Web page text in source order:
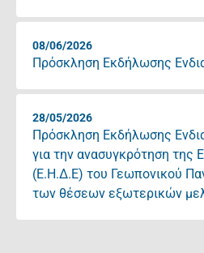
08/06/2026
Πρόσκληση Εκδήλωσης
28/05/2026
Πρόσκληση Εκδήλωσης
για την ανασυγκρότηση της
(Ε.Η.Δ.Ε) του Γεωπονικού
των θέσεων εξωτερικών